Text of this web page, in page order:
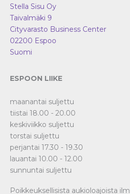
Stella Sisu Oy
Taivalmäki 9
Cityvarasto Business Center
02200 Espoo
Suomi
ESPOON LIIKE
maanantai suljettu
tiistai 18.00 - 20.00
keskiviikko suljettu
torstai suljettu
perjantai 17.30 - 19.30
lauantai 10.00 - 12.00
sunnuntai suljettu
Poikkeuksellisista aukioloajoista